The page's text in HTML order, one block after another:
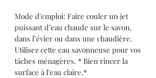
Mode d'emploi: Faire couler un jet
puissant d’eau chaude sur le savon,
dans l’évier ou dans une chaudière.
Utilisez cette eau savonneuse pour vos
tâches ménagères. * Bien rincer la
surface à l'eau claire.*